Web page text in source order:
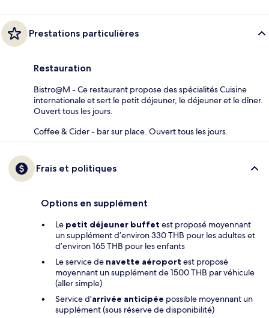
Prestations particulières
Restauration
Bistro@M - Ce restaurant propose des spécialités Cuisine
internationale et sert le petit déjeuner, le déjeuner et le dîner.
Ouvert tous les jours.
Coffee & Cider - bar sur place. Ouvert tous les jours.
Frais et politiques
Options en supplément
Le petit déjeuner buffet est proposé moyennant
un supplément d’environ 330 THB pour les adultes et
d’environ 165 THB pour les enfants
Le service de navette aéroport est proposé
moyennant un supplément de 1500 THB par véhicule
(aller simple)
Service d'arrivée anticipée possible moyennant un
supplément (sous réserve de disponibilité)